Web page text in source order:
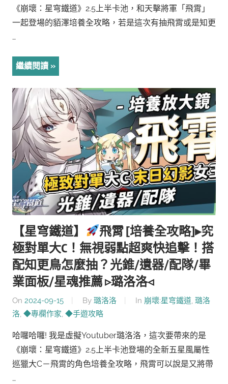
《崩壞：星穹鐵道》2.5上半卡池，和天擊將軍「飛霄」
一起登場的貊澤培養全攻略，若是這次有抽飛霄或是知更
…
繼續閱讀
【星穹鐵道】
飛霄 [培養全攻略]▸究
極對單大C！無視弱點超爽快追擊！搭
配知更鳥怎麼抽？光錐/遺器/配隊/畢
業面板/星魂推薦 ▹璐洛洛◃
On 2024-09-15 By 璐洛洛 In 崩壞:星穹鐵道, 璐洛
洛, ◆專欄作家, ◆手遊攻略
哈囉哈囉! 我是虛擬Youtuber璐洛洛，這次要帶來的是
《崩壞：星穹鐵道》2.5上半卡池登場的全新五星風屬性
巡獵大C－飛霄的角色培養全攻略，飛霄可以說是又將帶
…